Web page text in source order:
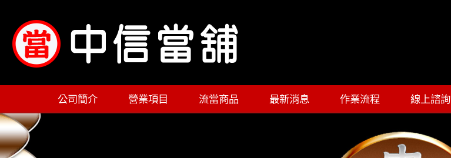
公司簡介 營業項目 流當商品 最新消息 作業流程 線上諮詢